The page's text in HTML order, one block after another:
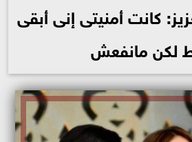
كانت أمنيتى إنى أبقى
لكن مانفعش